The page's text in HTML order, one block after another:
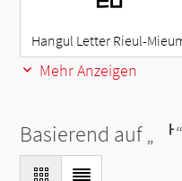
Hangul Letter Rieul-
Mehr Anzeigen
Basierend auf „ ᅡ